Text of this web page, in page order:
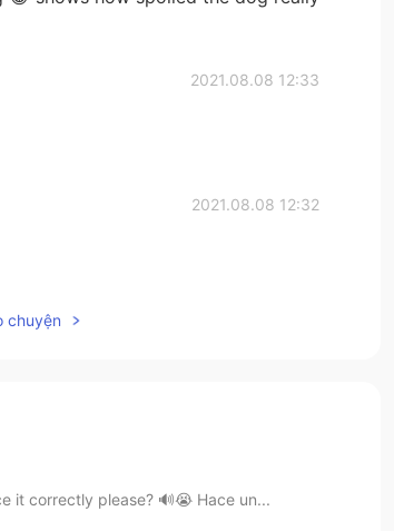
2021.08.08 12:33
2021.08.08 12:32
chuyện
it correctly please? 🔊😭 Hace un...